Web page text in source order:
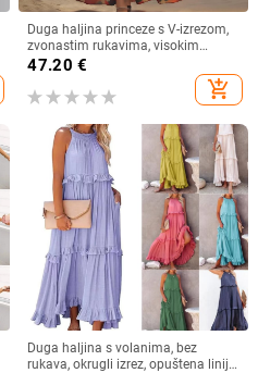
Duga haljina princeze s V-izrezom,
zvonastim rukavima, visokim
strukom, geometrijski uzorak,
47.20 €
add_shopping_cart
Duga haljina s volanima, bez
rukava, okrugli izrez, opuštena linija